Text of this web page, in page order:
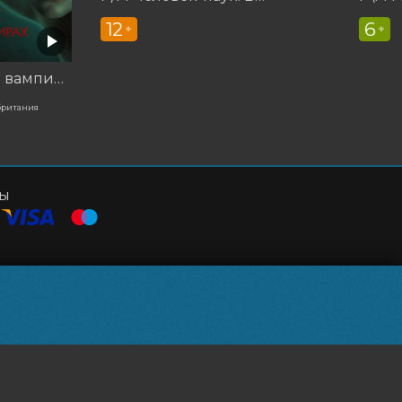
Корни: Сага о вампирах
12 + 6 +